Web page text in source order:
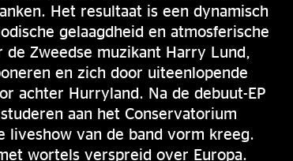
Het resultaat is een dynamisch
gelaagdheid en atmosferische
Zweedse muzikant Harry Lund,
en zich door uiteenlopende
achter Hurryland. Na de debuut-EP
aan het Conservatorium
liveshow van de band vorm kreeg.
wortels verspreid over Europa.